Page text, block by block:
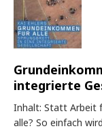
integrierte
Inhalt: Statt Arbeit
alle? So einfach